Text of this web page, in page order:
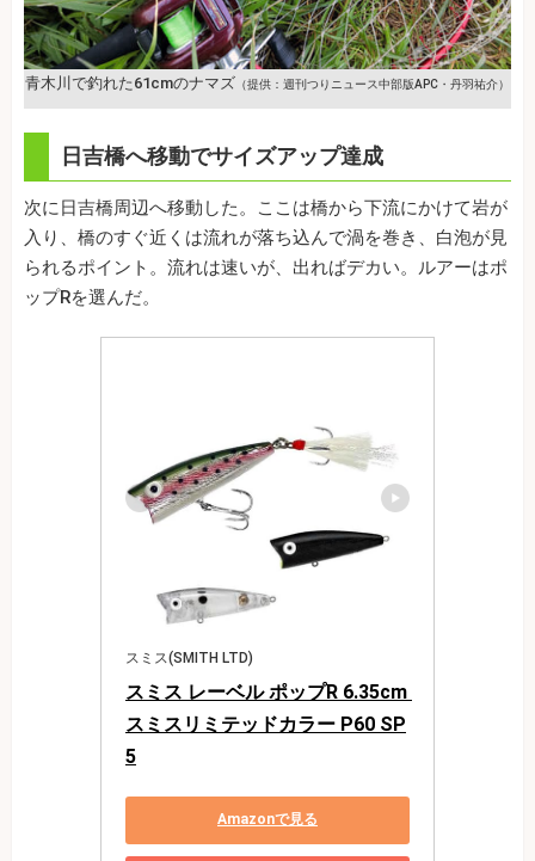
青木川で釣れた61cmのナマズ （提供：週刊つりニュース中部版APC・丹羽祐介）
日吉橋へ移動でサイズアップ達成
次に日吉橋周辺へ移動した。ここは橋から下流にかけて岩が
入り、橋のすぐ近くは流れが落ち込んで渦を巻き、白泡が見
られるポイント。流れは速いが、出ればデカい。ルアーはポ
ップRを選んだ。
スミス(SMITH LTD)
スミス レーベル ポップR 6.35cm
スミスリミテッドカラー P60 SP
5
Amazonで見る